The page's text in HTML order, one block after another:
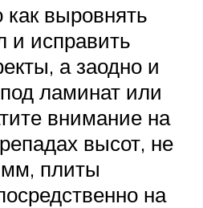
выровнять
и исправить
а заодно и
ламинат или
внимание на
высот, не
плиты
на